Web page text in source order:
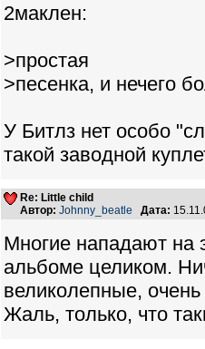
2маклен:
>простая
>песенка, и нечего
У Битлз нет особо
такой заводной
Re: Little child
Автор: Johnny_beatle Дата:
Многие нападают на
альбоме целиком.
великолепные,
Жаль, только, что